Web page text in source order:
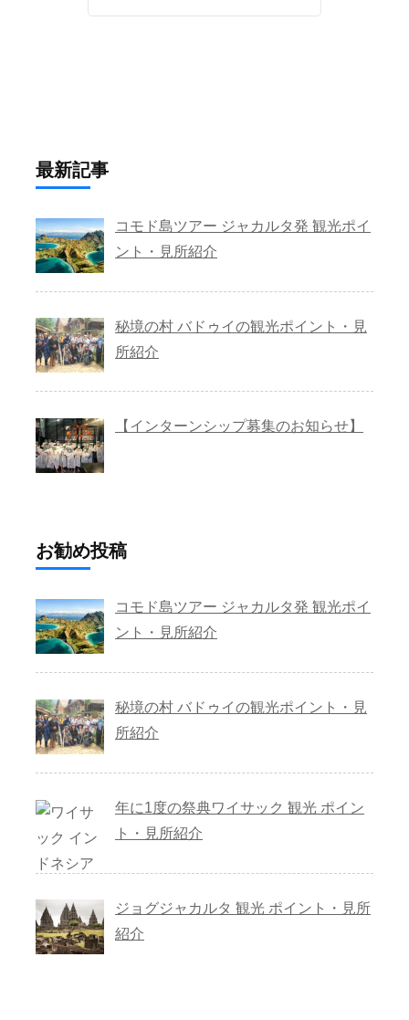
最新記事
コモド島ツアー ジャカルタ発 観光ポイ
ント・見所紹介
秘境の村 バドゥイの観光ポイント・見
所紹介
【インターンシップ募集のお知らせ】
お勧め投稿
コモド島ツアー ジャカルタ発 観光ポイ
ント・見所紹介
秘境の村 バドゥイの観光ポイント・見
所紹介
年に1度の祭典ワイサック 観光 ポイン
ト・見所紹介
ジョグジャカルタ 観光 ポイント・見所
紹介